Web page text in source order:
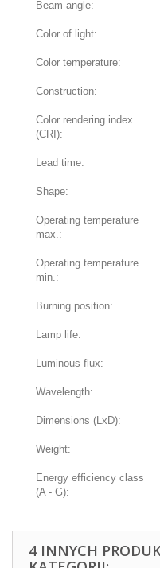
Beam angle:
Color of light:
Color temperature:
Construction:
Color rendering index
(CRI):
Lead time:
Shape:
Operating temperature
max.:
Operating temperature
min.:
Burning position:
Lamp life:
Luminous flux:
Wavelength:
Dimensions (LxD):
Weight:
Energy efficiency class
(A - G):
4 INNYCH